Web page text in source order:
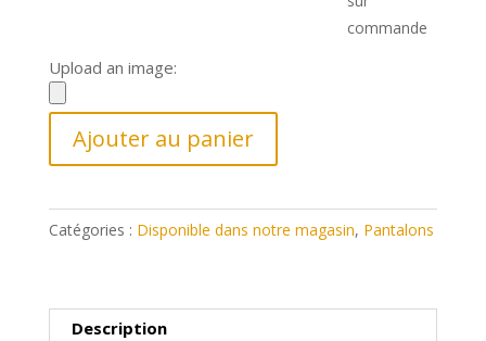
à
commande
Upload an image:
Ajouter au panier
Catégories : Disponible dans notre magasin, Pantalons
Description